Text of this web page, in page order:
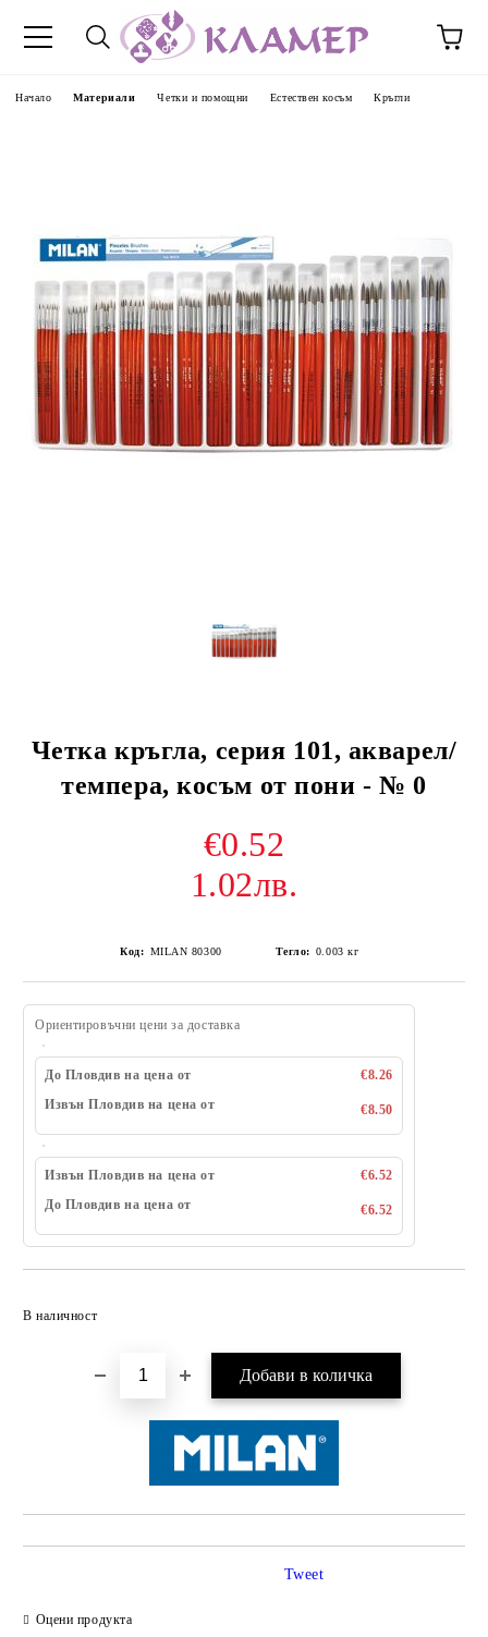
Начало Материали Четки и помощни Естествен косъм Кръгли
Четка кръгла, серия 101, акварел/
темпера, косъм от пони - № 0
€0.52
1.02лв.
Код: MILAN 80300 Тегло: 0.003 кг
Ориентировъчни цени за доставка
До Пловдив на цена от
€8.26
Извън Пловдив на цена от
€8.50
Извън Пловдив на цена от
€6.52
До Пловдив на цена от
€6.52
В наличност
Оцени продукта
Tweet